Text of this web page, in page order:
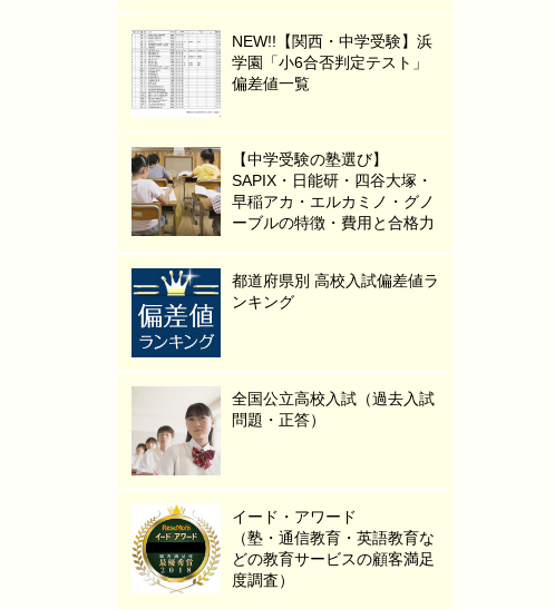
NEW!!【関西・中学受験】浜
学園「小6合否判定テスト」
偏差値一覧
【中学受験の塾選び】
SAPIX・日能研・四谷大塚・
早稲アカ・エルカミノ・グノ
ーブルの特徴・費用と合格力
都道府県別 高校入試偏差値ラ
ンキング
全国公立高校入試（過去入試
問題・正答）
イード・アワード
（塾・通信教育・英語教育な
どの教育サービスの顧客満足
度調査）